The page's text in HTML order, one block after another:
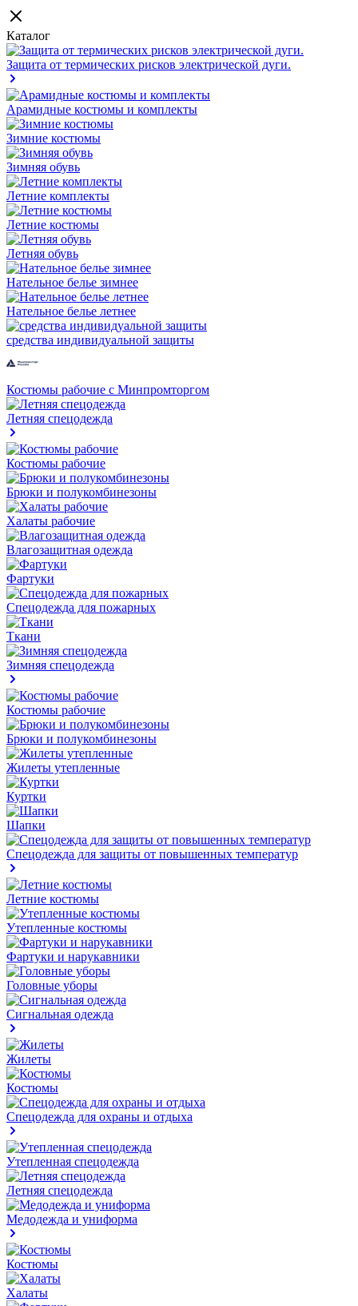
Каталог
Защита от термических рисков электрической дуги.
Арамидные костюмы и комплекты
Зимние костюмы
Зимняя обувь
Летние комплекты
Летние костюмы
Летняя обувь
Нательное белье зимнее
Нательное белье летнее
средства индивидуальной защиты
Костюмы рабочие с Минпромторгом
Летняя спецодежда
Костюмы рабочие
Брюки и полукомбинезоны
Халаты рабочие
Влагозащитная одежда
Фартуки
Спецодежда для пожарных
Ткани
Зимняя спецодежда
Костюмы рабочие
Брюки и полукомбинезоны
Жилеты утепленные
Куртки
Шапки
Спецодежда для защиты от повышенных температур
Летние костюмы
Утепленные костюмы
Фартуки и нарукавники
Головные уборы
Сигнальная одежда
Жилеты
Костюмы
Спецодежда для охраны и отдыха
Утепленная спецодежда
Летняя спецодежда
Медодежда и униформа
Костюмы
Халаты